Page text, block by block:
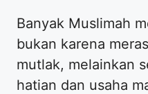
​Banyak Muslimah
bukan karena
mutlak, melainkan
hatian dan usaha